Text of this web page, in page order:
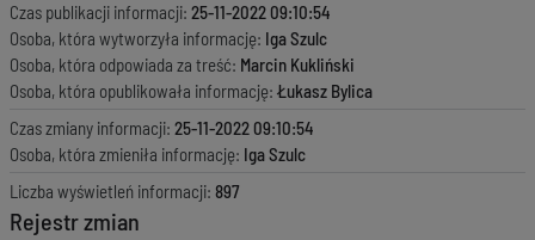
Czas publikacji informacji: 25-11-2022 09:10:54
Osoba, która wytworzyła informację: Iga Szulc
Osoba, która odpowiada za treść: Marcin Kukliński
Osoba, która opublikowała informację: Łukasz Bylica
Czas zmiany informacji: 25-11-2022 09:10:54
Osoba, która zmieniła informację: Iga Szulc
Liczba wyświetleń informacji: 897
Rejestr zmian